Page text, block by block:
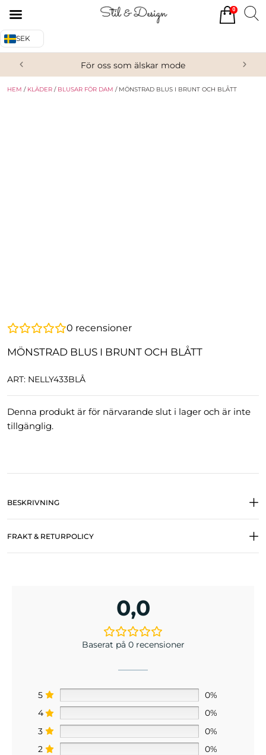
SEK
För oss som älskar mode
HEM / KLÄDER / BLUSAR FÖR DAM / MÖNSTRAD BLUS I BRUNT OCH BLÅTT
0 recensioner
MÖNSTRAD BLUS I BRUNT OCH BLÅTT
ART: NELLY433BLÅ
Denna produkt är för närvarande slut i lager och är inte
tillgänglig.
BESKRIVNING
FRAKT & RETURPOLICY
0,0
Baserat på 0 recensioner
5
0%
4
0%
3
0%
2
0%
0
Alla produkter
Om oss